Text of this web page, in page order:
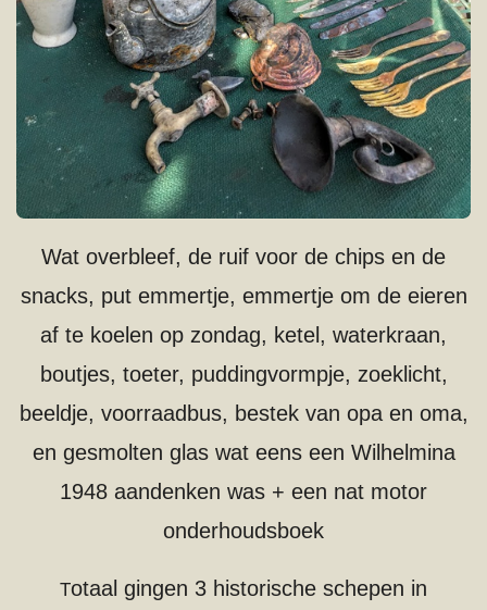
Wat overbleef, de ruif voor de chips en de
snacks, put emmertje, emmertje om de eieren
af te koelen op zondag, ketel, waterkraan,
boutjes, toeter, puddingvormpje, zoeklicht,
beeldje, voorraadbus, bestek van opa en oma,
en gesmolten glas wat eens een Wilhelmina
1948 aandenken was + een nat motor
onderhoudsboek
Totaal gingen 3 historische schepen in